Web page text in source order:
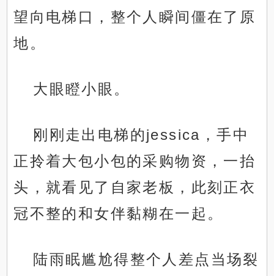
望向电梯口，整个人瞬间僵在了原
地。
大眼瞪小眼。
刚刚走出电梯的jessica，手中
正拎着大包小包的采购物资，一抬
头，就看见了自家老板，此刻正衣
冠不整的和女伴黏糊在一起。
陆雨眠尴尬得整个人差点当场裂